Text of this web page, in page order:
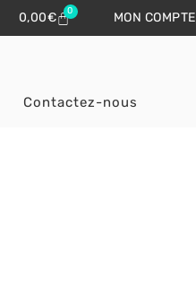
0,00€ 0 MON COMPTE
Contactez-nous